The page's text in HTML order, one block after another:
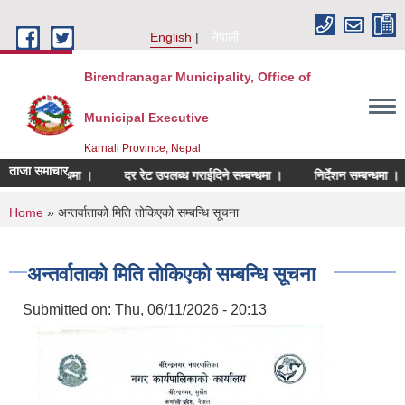
English
नेपाली
Birendranagar Municipality, Office of
Municipal Executive
Karnali Province, Nepal
ताजा समाचार
सम्बन्धमा । दर रेट उपलब्ध गराईदिने सम्बन्धमा । निर्देशन सम्बन्धमा ।
You are here
Home » अन्तर्वाताको मिति तोकिएको सम्बन्धि सूचना
अन्तर्वाताको मिति तोकिएको सम्बन्धि सूचना
Submitted on: Thu, 06/11/2026 - 20:13